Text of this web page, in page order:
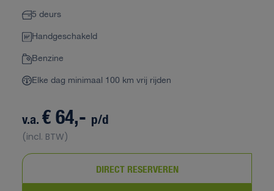
5 deurs
Handgeschakeld
Benzine
Elke dag minimaal 100 km vrij rijden
v.a.€ 64,- p/d
(incl. BTW)
DIRECT RESERVEREN